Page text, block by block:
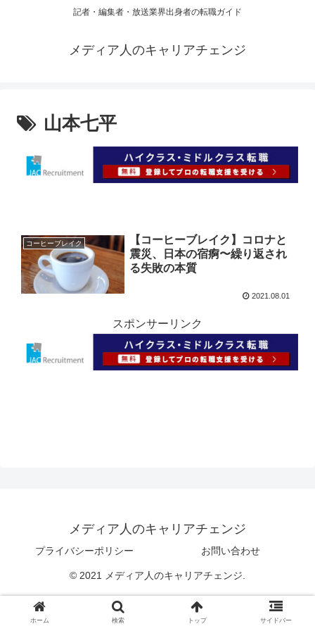
記者・編集者・放送業界出身者の転職ガイド
メディア人のキャリアチェンジ
山本七平
コーヒーブレイク
【コーヒーブレイク】コロナと
震災、日本の宿痾〜繰り返され
る失敗の本質
2021.08.01
スポンサーリンク
メディア人のキャリアチェンジ
プライバシーポリシー お問い合わせ
© 2021 メディア人のキャリアチェンジ.
ホーム 検索 トップ サイドバー